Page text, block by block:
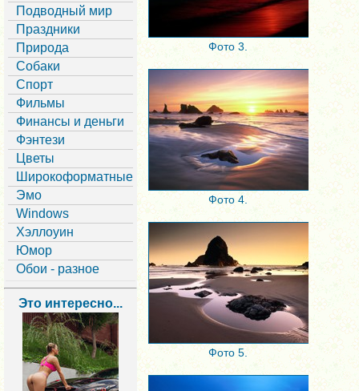
Подводный мир
Праздники
Природа
Собаки
Спорт
Фильмы
Финансы и деньги
Фэнтези
Цветы
Широкоформатные
Эмо
Windows
Хэллоуин
Юмор
Обои - разное
Это интересно...
Фото 3.
Фото 4.
Фото 5.